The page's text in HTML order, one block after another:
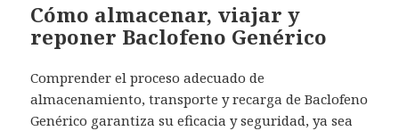
Cómo almacenar, viajar y
reponer Baclofeno Genérico
Comprender el proceso adecuado de
almacenamiento, transporte y recarga de Baclofeno
Genérico garantiza su eficacia y seguridad, ya sea